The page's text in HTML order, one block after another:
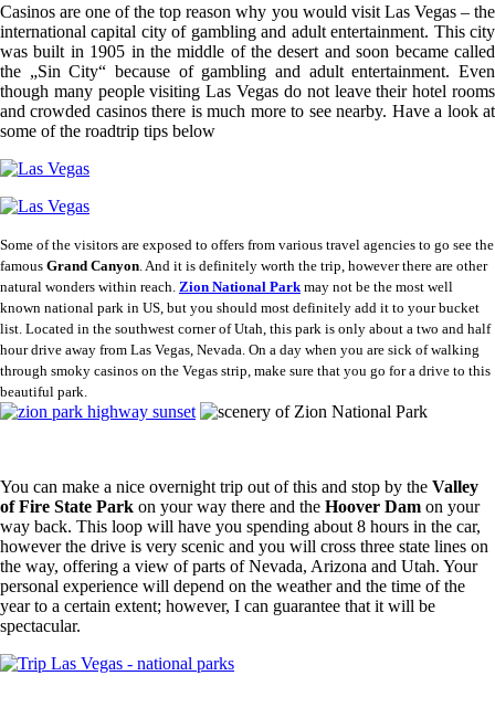
Casinos are one of the top reason why you would visit Las Vegas – the
international capital city of gambling and adult entertainment. This city
was built in 1905 in the middle of the desert and soon became called
the „Sin City“ because of gambling and adult entertainment. Even
though many people visiting Las Vegas do not leave their hotel rooms
and crowded casinos there is much more to see nearby. Have a look at
some of the roadtrip tips below
Some of the visitors are exposed to offers from various travel agencies to go see the
famous Grand Canyon . And it is definitely worth the trip, however there are other
natural wonders within reach. Zion National Park may not be the most well
known national park in US, but you should most definitely add it to your bucket
list. Located in the southwest corner of Utah, this park is only about a two and half
hour drive away from Las Vegas, Nevada. On a day when you are sick of walking
through smoky casinos on the Vegas strip, make sure that you go for a drive to this
beautiful park.
You can make a nice overnight trip out of this and stop by the Valley
of Fire State Park on your way there and the Hoover Dam on your
way back. This loop will have you spending about 8 hours in the car,
however the drive is very scenic and you will cross three state lines on
the way, offering a view of parts of Nevada, Arizona and Utah. Your
personal experience will depend on the weather and the time of the
year to a certain extent; however, I can guarantee that it will be
spectacular.